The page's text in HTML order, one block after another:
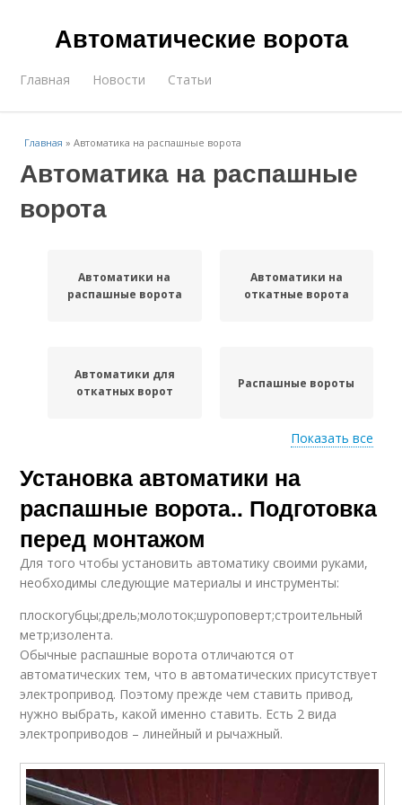
Автоматические ворота
Главная Новости Статьи
Главная »Автоматика на распашные ворота
Автоматика на распашные
ворота
Автоматики на
распашные ворота
Автоматики на
откатные ворота
Автоматики для
откатных ворот
Распашные вороты
Автоматика для
распашных ворот
Автоматики для
ворот
Автоматики на
ворота
Ворот с автоматикой
Ворот на
дистанционном
управлении
вороты
Ворот на улицу Привод для ворот
Показать все
Установка автоматики на
распашные ворота.. Подготовка
перед монтажом
Для того чтобы установить автоматику своими руками,
необходимы следующие материалы и инструменты:
плоскогубцы;дрель;молоток;шуроповерт;строительный
метр;изолента.
Обычные распашные ворота отличаются от
автоматических тем, что в автоматических присутствует
электропривод. Поэтому прежде чем ставить привод,
нужно выбрать, какой именно ставить. Есть 2 вида
электроприводов – линейный и рычажный.